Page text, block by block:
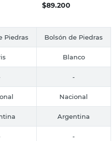
$89.200
Piedras Bolsón de Piedras
Blanco
-
Nacional
Argentina
-